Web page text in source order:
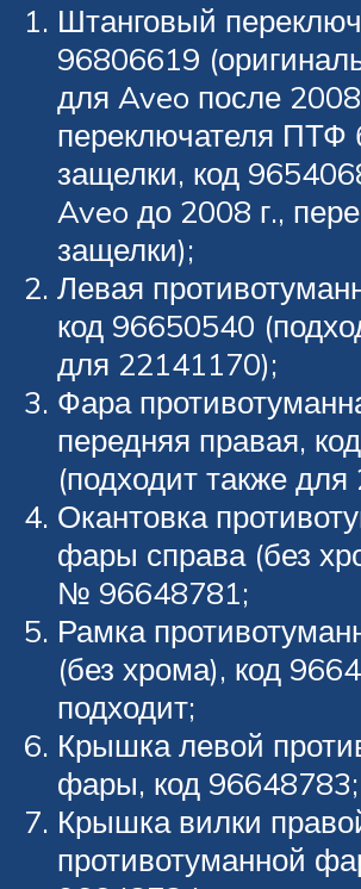
Штанговый
96806619
для Aveo после 2008
переключателя ПТФ
защелки, код
Aveo до 2008 г.,
защелки);
Левая
код 96650540
для 22141170);
Фара
передняя правая,
(подходит также
Окантовка
фары справа (без
№ 96648781;
Рамка
(без хрома), код
подходит;
Крышка левой
фары, код 96648783;
Крышка вилки
противотуманной